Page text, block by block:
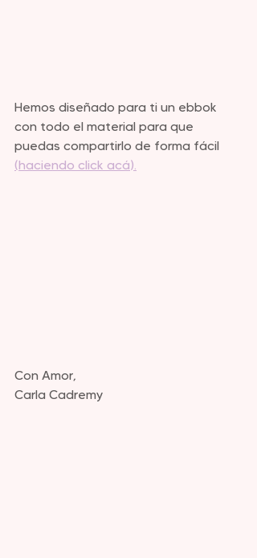
Hemos diseñado para ti un ebbok
con todo el material para que
puedas compartirlo de forma fácil
(haciendo click acá).
Con Amor,
Carla Cadremy